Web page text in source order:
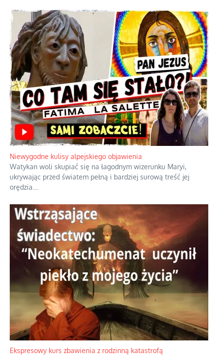
Niewygodne kulisy alpejskiego objawienia
Watykan woli skupiać się na łagodnym wizerunku Maryi,
ukrywając przed światem pełną i bardziej surową treść jej
orędzia.
Ekspresowy kurs zbawienia z rodzinną katastrofą